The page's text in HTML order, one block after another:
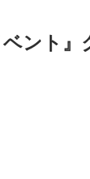
ベント